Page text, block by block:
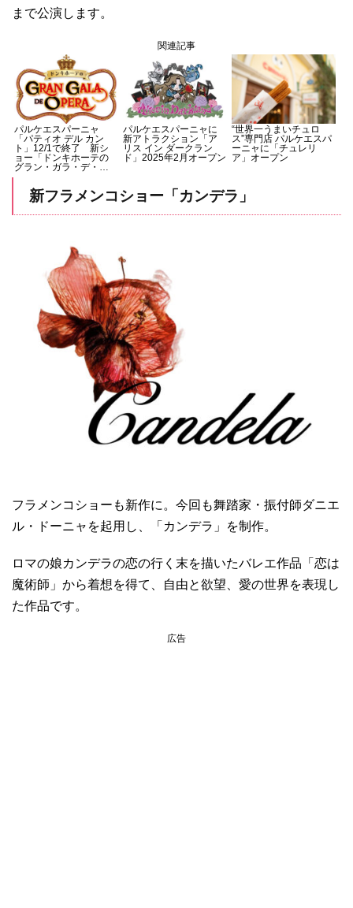
まで公演します。
関連記事
パルケエスパーニャ
「パティオ デル カン
ト」12/1で終了 新シ
ョー「ドンキホーテの
グラン・ガラ・デ・オ
トロ・ラ・マンチャ
～」2025年スタート
パルケエスパーニャに
新アトラクション「ア
リス イン ダークラン
ド」2025年2月オープン
“世界一うまいチュロ
ス”専門店 パルケエスパ
ーニャに「チュレリ
ア」オープン
新フラメンコショー「カンデラ」
フラメンコショーも新作に。今回も舞踏家・振付師ダニエ
ル・ドーニャを起用し、「カンデラ」を制作。
ロマの娘カンデラの恋の行く末を描いたバレエ作品「恋は
魔術師」から着想を得て、自由と欲望、愛の世界を表現し
た作品です。
広告